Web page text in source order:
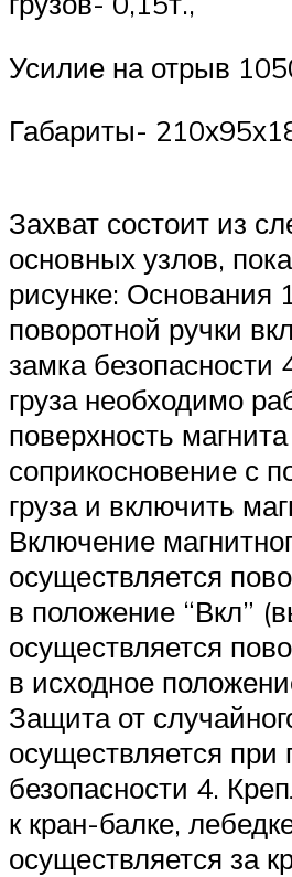
Усилие на отрыв
Габариты-
Захват состоит из
основных узлов,
рисунке: Основания
поворотной ручки
замка безопасности
груза необходимо
поверхность
соприкосновение с
груза и включить
Включение
осуществляется
в положение “Вкл”
осуществляется
в исходное
Защита от
осуществляется
безопасности 4.
к кран-балке,
осуществляется за